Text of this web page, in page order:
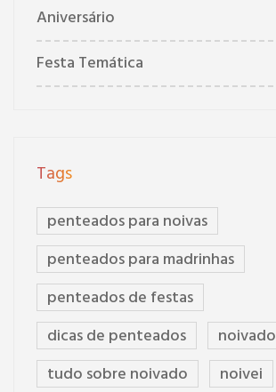
Aniversário
Festa Temática
Tags
penteados para noivas
penteados para madrinhas
penteados de festas
dicas de penteados
noivado
tudo sobre noivado
noivei